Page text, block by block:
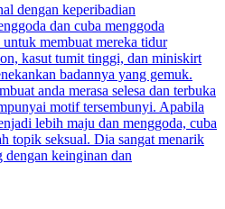
dengan keperibadian
dan cuba menggoda
membuat mereka tidur
kasut tumit tinggi, dan miniskirt
badannya yang gemuk.
anda merasa selesa dan terbuka
motif tersembunyi. Apabila
lebih maju dan menggoda, cuba
topik seksual. Dia sangat menarik
keinginan dan